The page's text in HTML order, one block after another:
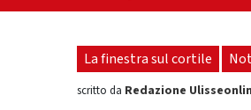
La finestra sul cortile
scritto da Redazione